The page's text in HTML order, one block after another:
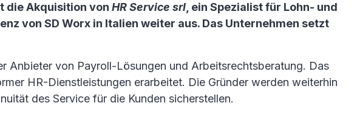
die Akquisition von HR Service srl , ein Spezialist für Lohn- und
von SD Worx in Italien weiter aus. Das Unternehmen setzt
Anbieter von Payroll-Lösungen und Arbeitsrechtsberatung. Das
HR-Dienstleistungen erarbeitet. Die Gründer werden weiterhin
des Service für die Kunden sicherstellen.